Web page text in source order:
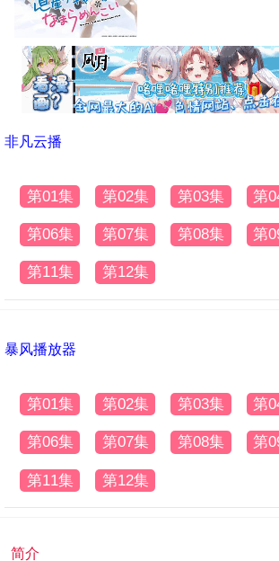
非凡云播
第01集 第02集 第03集 第
第06集 第07集 第08集 第
第11集 第12集
暴风播放器
第01集 第02集 第03集 第
第06集 第07集 第08集 第
第11集 第12集
简介